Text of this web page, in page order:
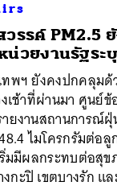
วรรค์ PM2.5
น่วยงานรัฐระ
ทพฯ ยังคงปกคลุม
งเช้าที่ผ่านมา ศูน
ยงานสถานการณ์ฝุ่
ไมโครกรัมต่อ
ริ่มมีผลกระทบต่อ
ะปิ เขตบางรัก แ